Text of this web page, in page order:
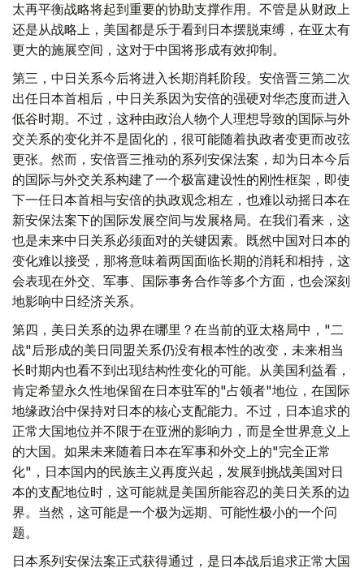
太再平衡战略将起到重要的协助支撑作用。不管是从财政上
还是从战略上，美国都是乐于看到日本摆脱束缚，在亚太有
更大的施展空间，这对于中国将形成有效抑制。
第三，中日关系今后将进入长期消耗阶段。安倍晋三第二次
出任日本首相后，中日关系因为安倍的强硬对华态度而进入
低谷时期。不过，这种由政治人物个人理想导致的国际与外
交关系的变化并不是固化的，很可能随着执政者变更而改弦
更张。然而，安倍晋三推动的系列安保法案，却为日本今后
的国际与外交关系构建了一个极富建设性的刚性框架，即使
下一任日本首相与安倍的执政观念相左，也难以动摇日本在
新安保法案下的国际发展空间与发展格局。在我们看来，这
也是未来中日关系必须面对的关键因素。既然中国对日本的
变化难以接受，那将意味着两国面临长期的消耗和相持，这
会表现在外交、军事、国际事务合作等多个方面，也会深刻
地影响中日经济关系。
第四，美日关系的边界在哪里？在当前的亚太格局中，"二
战"后形成的美日同盟关系仍没有根本性的改变，未来相当
长时期内也看不到出现结构性变化的可能。从美国利益看，
肯定希望永久性地保留在日本驻军的"占领者"地位，在国际
地缘政治中保持对日本的核心支配能力。不过，日本追求的
正常大国地位并不限于在亚洲的影响力，而是全世界意义上
的大国。如果未来随着日本在军事和外交上的"完全正常
化"，日本国内的民族主义再度兴起，发展到挑战美国对日
本的支配地位时，这可能就是美国所能容忍的美日关系的边
界。当然，这可能是一个极为远期、可能性极小的一个问
题。
日本系列安保法案正式获得通过，是日本战后追求正常大国